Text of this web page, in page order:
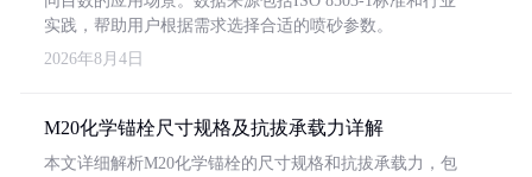
实践，帮助用户根据需求选择合适的喷砂参数。
2026年8月4日
M20化学锚栓尺寸规格及抗拔承载力详解
本文详细解析M20化学锚栓的尺寸规格和抗拔承载力，包